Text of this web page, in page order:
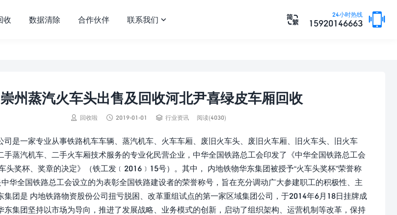
24小时热线
15920146663 

收 数据清除 合作伙伴 联系我们 
崇州蒸汽火车头出售及回收河北尹喜绿皮车厢回收
 回收啦  2019-01-01  行业资讯 阅读(4030)
司是一家专业从事铁路机车车辆、蒸汽机车、火车车厢、废旧火车头、废旧火车厢、旧火车头、旧火车
手蒸汽机车、二手火车厢技术服务的专业化民营企业，中华全国铁路总工会印发了《中华全国铁路总工会
头奖杯、奖章的决定》（铁工发﹝2016﹞15号）。其中， 内地铁物华东集团被授予“火车头奖杯”荣誉称
中华全国铁路总工会设立的为表彰全国铁路建设者的荣誉称号，旨在充分调动广大参建职工的积极性、主
集团是 内地铁路物资股份公司扭亏脱困、改革重组试点的第一家区域集团公司，于2014年6月18日挂牌成
东集团坚持以市场为导向，推进了发展战略、业务模式的创新，启动了组织架构、运营机制等改革，保持